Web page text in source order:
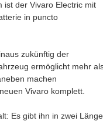
ist der Vivaro Electric mit
in puncto
zukünftig der
ermöglicht mehr
machen
Vivaro komplett.
Es gibt ihn in zwei